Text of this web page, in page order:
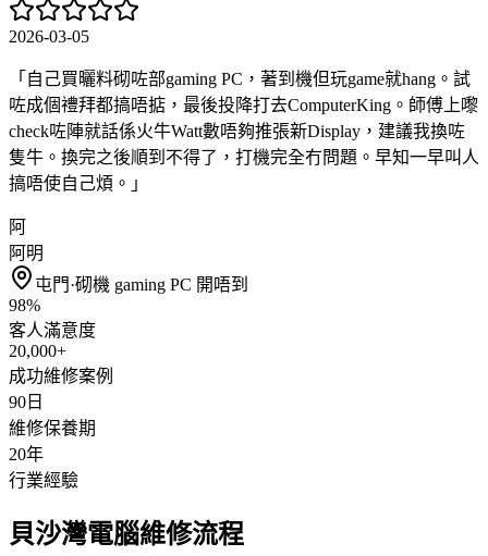
2026-03-05
「 自己買曬料砌咗部gaming PC，著到機但玩game就hang。試
咗成個禮拜都搞唔掂，最後投降打去ComputerKing。師傅上嚟
check咗陣就話係火牛Watt數唔夠推張新Display，建議我換咗
隻牛。換完之後順到不得了，打機完全冇問題。早知一早叫人
搞唔使自己煩。 」
阿
阿明
屯門·砌機 gaming PC 開唔到
98%
客人滿意度
20,000+
成功維修案例
90日
維修保養期
20年
行業經驗
貝沙灣電腦維修流程